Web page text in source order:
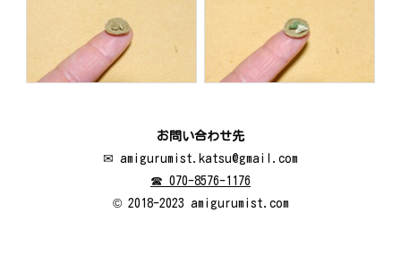
お問い合わせ先
✉ amigurumist.katsu@gmail.com
☎ 070-8576-1176
© 2018-2023 amigurumist.com